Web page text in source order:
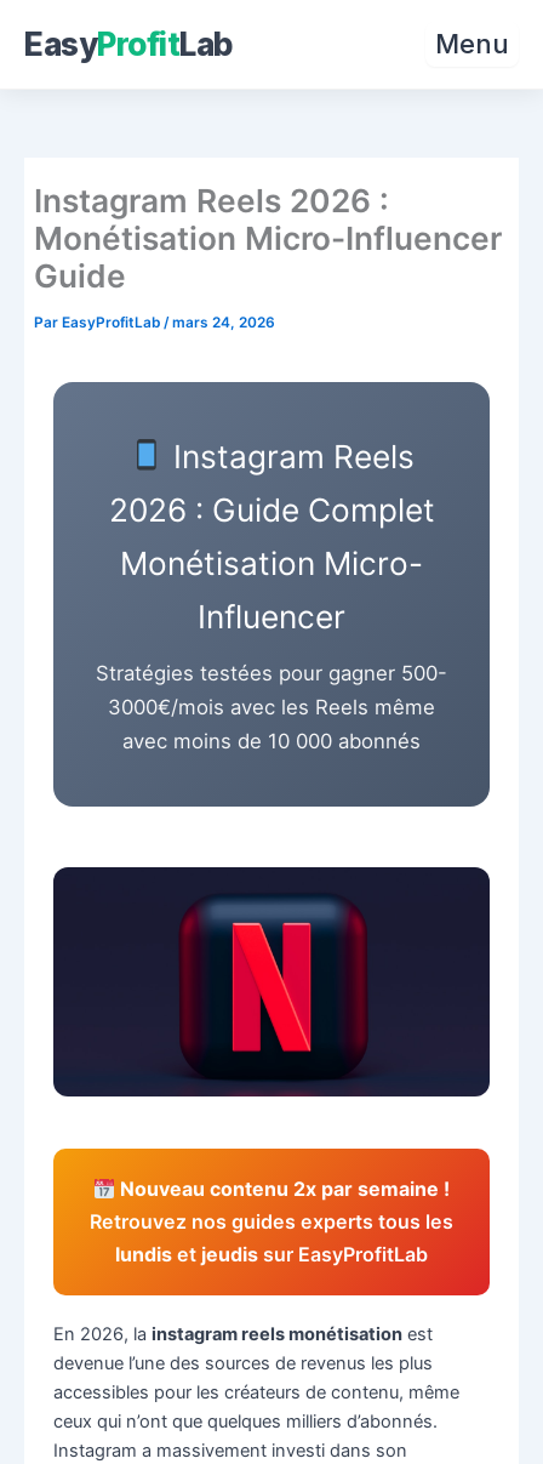
EasyProfitLab Menu
Instagram Reels 2026 :
Monétisation Micro-Influencer
Guide
Par EasyProfitLab /mars 24, 2026
Instagram Reels
2026 : Guide Complet
Monétisation Micro-
Influencer
Stratégies testées pour gagner 500-
3000€/mois avec les Reels même
avec moins de 10 000 abonnés
Nouveau contenu 2x par semaine !
Retrouvez nos guides experts tous les
lundis et jeudis sur EasyProfitLab
En 2026, la instagram reels monétisationest
devenue l’une des sources de revenus les plus
accessibles pour les créateurs de contenu, même
ceux qui n’ont que quelques milliers d’abonnés.
Instagram a massivement investi dans son